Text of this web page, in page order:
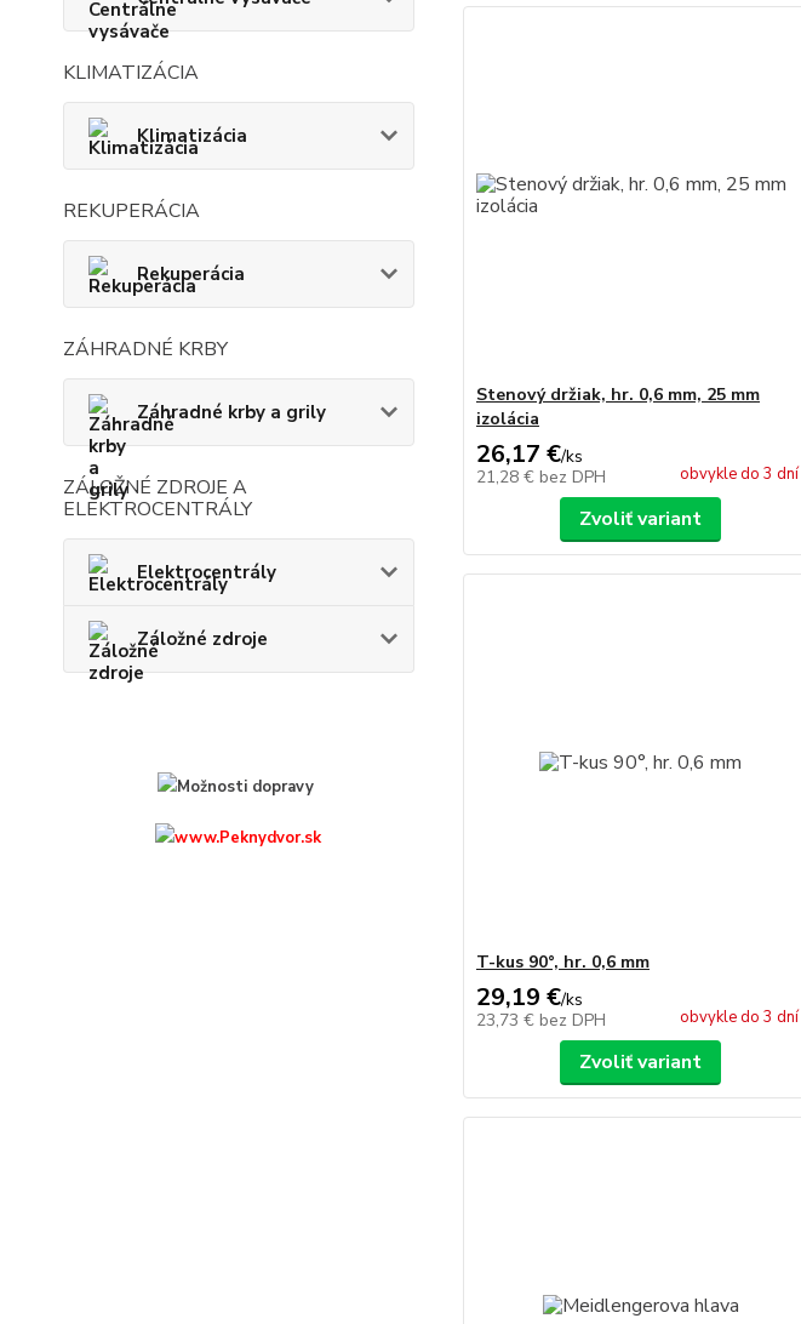
KLIMATIZÁCIA
Klimatizácia
REKUPERÁCIA
Rekuperácia
ZÁHRADNÉ KRBY
Záhradné krby a grily
ZÁLOŽNÉ ZDROJE A
ELEKTROCENTRÁLY
Elektrocentrály
Záložné zdroje
Stenový držiak, hr. 0,6 mm, 25 mm
izolácia
26,17 €/ks
21,28 € bez DPH obvykle do 3 dní
Zvoliť variant
T-kus 90°, hr. 0,6 mm
29,19 €/ks
23,73 € bez DPH obvykle do 3 dní
Zvoliť variant